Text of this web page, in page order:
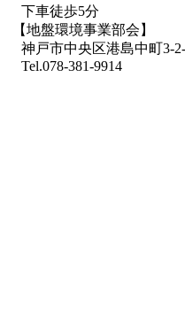
下車徒歩5分
【地盤環境事業部会】
神戸市中央区港島中町3-
Tel.078-381-9914